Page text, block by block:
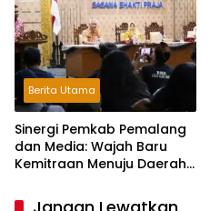
Berita Utama
Sinergi Pemkab Pemalang
dan Media: Wajah Baru
Kemitraan Menuju Daerah